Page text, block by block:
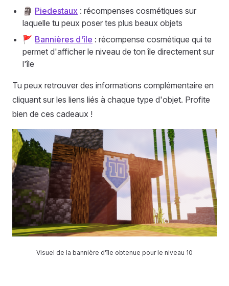
🗿 Piedestaux : récompenses cosmétiques sur
laquelle tu peux poser tes plus beaux objets
🚩 Bannières d'île : récompense cosmétique qui te
permet d'afficher le niveau de ton île directement sur
l'île
Tu peux retrouver des informations complémentaire en
cliquant sur les liens liés à chaque type d'objet. Profite
bien de ces cadeaux !
Visuel de la bannière d'île obtenue pour le niveau 10